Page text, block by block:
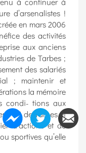
d’arsenalistes !
en mars 2006
des activités
aux anciens
de Tarbes ;
des salariés
; maintenir et
la mémoire
condi- tions aux
de Tarbes et
d’actions et de
sportives qu’elle